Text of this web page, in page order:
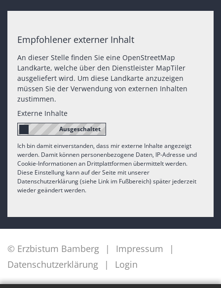
Empfohlener externer Inhalt
An dieser Stelle finden Sie eine OpenStreetMap
Landkarte, welche über den Dienstleister MapTiler
ausgeliefert wird. Um diese Landkarte anzuzeigen
müssen Sie der Verwendung von externen Inhalten
zustimmen.
Externe Inhalte
Ich bin damit einverstanden, dass mir externe Inhalte angezeigt
werden. Damit können personenbezogene Daten, IP-Adresse und
Cookie-Informationen an Drittplattformen übermittelt werden.
Diese Einstellung kann auf der Seite mit unserer
Datenschutzerklärung (siehe Link im Fußbereich) später jederzeit
wieder geändert werden.
© Erzbistum Bamberg
Impressum
Datenschutzerklärung
Login